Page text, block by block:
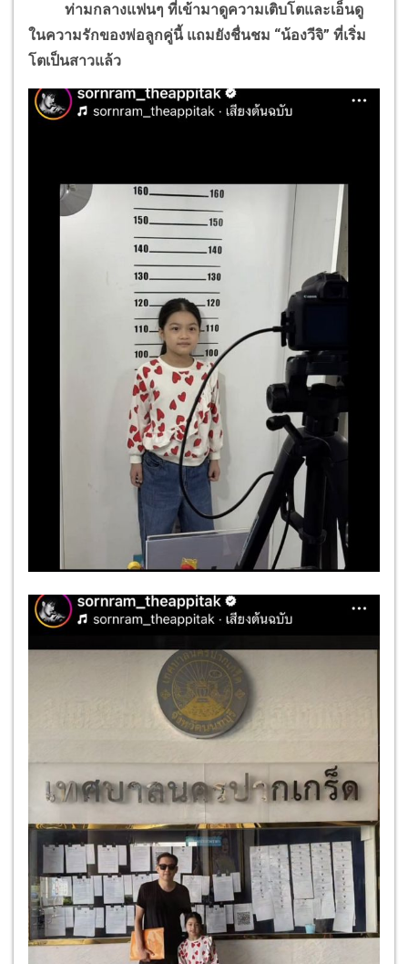
ท่ามกลางแฟนๆ ที่เข้ามาดูความเติบโตและเอ็นดู
ในความรักของพ่อลูกคู่นี้ แถมยังชื่นชม “น้องวีจิ” ที่เริ่ม
โตเป็นสาวแล้ว